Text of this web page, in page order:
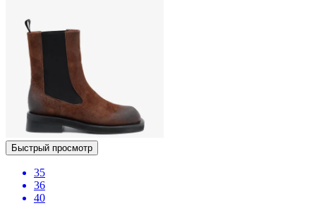
Быстрый просмотр
35
36
40